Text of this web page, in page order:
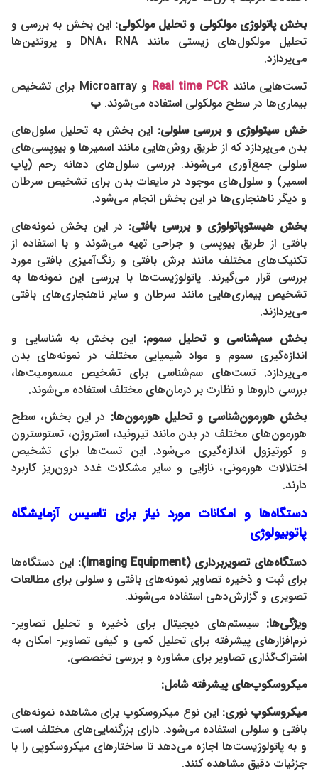
بخش پاتولوژی مولکولی وتحلیل مولکولی: این بخش به بررسی و
تحلیل مولکول‌های زیستی مانند DNA، RNA و پروتئین‌ها
می‌پردازد.
تست‌هایی مانند Real time PCR
و Microarray برای تشخیص
بیماری‌ها در سطح مولکولی استفاده می‌شوند. ب
خش سیتولوژی وبررسی سلولی: این بخش به تحلیل سلول‌های
بدن می‌پردازد که از طریق روش‌هایی مانند اسمیرها و بیوپسی‌های
سلولی جمع‌آوری می‌شوند. بررسی سلول‌های دهانه رحم (پاپ
اسمیر) و سلول‌های موجود در مایعات بدن برای تشخیص سرطان
و دیگر ناهنجاری‌ها در این بخش انجام می‌شود.
بخش هیستوپاتولوژی وبررسی بافتی: در این بخش نمونه‌های
بافتی از طریق بیوپسی و جراحی تهیه می‌شوند و با استفاده از
تکنیک‌های مختلف مانند برش بافتی و رنگ‌آمیزی بافتی مورد
بررسی قرار می‌گیرند. پاتولوژیست‌ها با بررسی این نمونه‌ها به
تشخیص بیماری‌هایی مانند سرطان و سایر ناهنجاری‌های بافتی
می‌پردازند.
بخش سم‌شناسی وتحلیل سموم: این بخش به شناسایی و
اندازه‌گیری سموم و مواد شیمیایی مختلف در نمونه‌های بدن
می‌پردازد. تست‌های سم‌شناسی برای تشخیص مسمومیت‌ها،
بررسی داروها و نظارت بر درمان‌های مختلف استفاده می‌شوند.
بخش هورمون‌شناسی وتحلیل هورمون‌ها: در این بخش، سطح
هورمون‌های مختلف در بدن مانند تیروئید، استروژن، تستوسترون
و کورتیزول اندازه‌گیری می‌شود. این تست‌ها برای تشخیص
اختلالات هورمونی، نازایی و سایر مشکلات غدد درون‌ریز کاربرد
دارند.
دستگاه‌ها و امکانات مورد نیاز برای تاسیس آزمایشگاه
پاتوبیولوژی
دستگاه‌های تصویربرداری (Imaging Equipment):
این دستگاه‌ها
برای ثبت و ذخیره تصاویر نمونه‌های بافتی و سلولی برای مطالعات
تصویری و گزارش‌دهی استفاده می‌شوند.
ویژگی‌ها:سیستم‌های دیجیتال برای ذخیره و تحلیل تصاویر-
نرم‌افزارهای پیشرفته برای تحلیل کمی و کیفی تصاویر- امکان به
اشتراک‌گذاری تصاویر برای مشاوره و بررسی تخصصی.
میکروسکوپ‌های پیشرفته شامل:
میکروسکوپ نوری: این نوع میکروسکوپ برای مشاهده نمونه‌های
بافتی و سلولی استفاده می‌شود. دارای بزرگنمایی‌های مختلف است
و به پاتولوژیست‌ها اجازه می‌دهد تا ساختارهای میکروسکوپی را با
جزئیات دقیق مشاهده کنند.